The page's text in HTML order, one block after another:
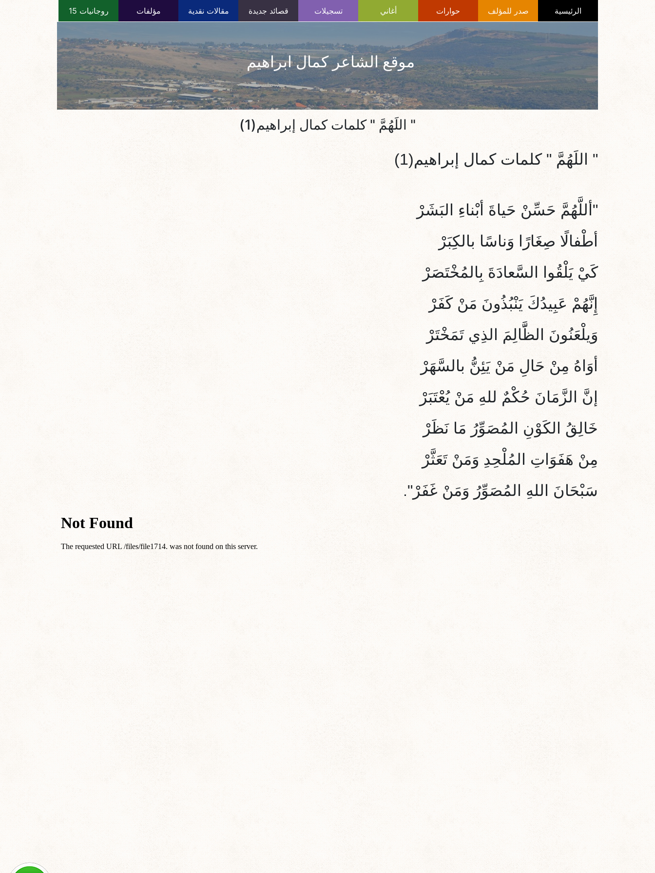
الرئيسية صدر للمؤلف حوارات أغاني تسجيلات قصائد جديدة مقالات نقدية مؤلفات روجانيات 15
موقع الشاعر كمال ابراهيم
" اللَهُمَّ " كلمات كمال إبراهيم(1)
" اللَهُمَّ " كلمات كمال إبراهيم(1)
"أللَّهُمَّ حَسِّنْ حَياةَ أبْناءِ البَشَرْ
أطْفالًا صِغَارًا وَناسًا بالكِبَرْ
كَيْ يَلْقُوا السَّعادَةَ بِالمُخْتَصَرْ
إِنَّهُمْ عَبِيدُكَ يَنْبُذُونَ مَنْ كَفَرْ
وَيلْعَنُونَ الظََّالِمَ الذِي تَمَخْتَرْ
أوَاهُ مِنْ حَالِ مَنْ يَئِنُّ بالسَّهَرْ
إنَّ الزَّمَانَ حُكْمٌ للهِ مَنْ يُعْتَبَرْ
خَالِقُ الكَوْنِ المُصَوِّرُ مَا نَظَرْ
مِنْ هَفَوَاتِ المُلْحِدِ وَمَنْ تَعَثَّرْ
سَبْحَانَ اللهِ المُصَوِّرُ وَمَنْ غَفَرْ".